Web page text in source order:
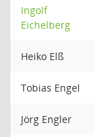
Ingolf
Eichelberg
Heiko Elß
Tobias Engel
Jörg Engler